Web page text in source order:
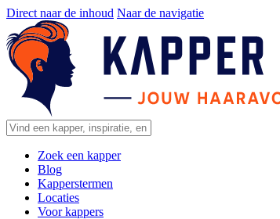
Direct naar de inhoud Naar de navigatie
Zoek een kapper
Blog
Kapperstermen
Locaties
Voor kappers